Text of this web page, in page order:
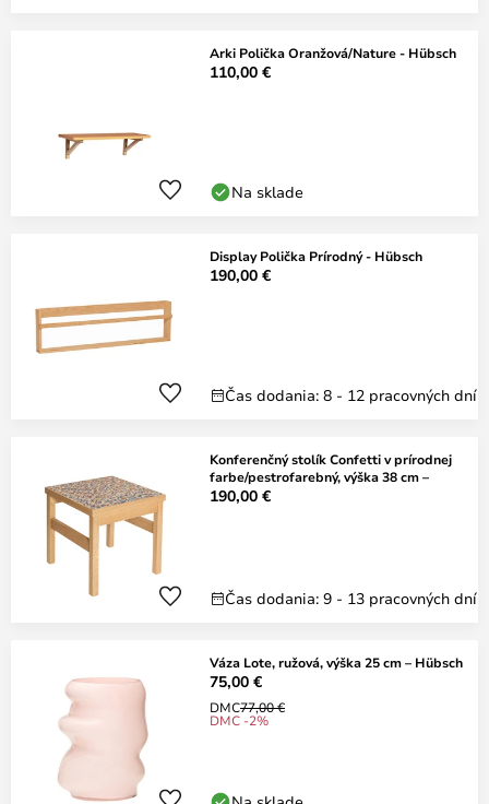
Arki Polička Oranžová/Nature - Hübsch
110,00 €
Na sklade
Display Polička Prírodný - Hübsch
190,00 €
Čas dodania: 8 - 12 pracovných dní
Konferenčný stolík Confetti v prírodnej
farbe/pestrofarebný, výška 38 cm –
190,00 €
Čas dodania: 9 - 13 pracovných dní
Váza Lote, ružová, výška 25 cm – Hübsch
75,00 €
DMC77,00 €
DMC -2%